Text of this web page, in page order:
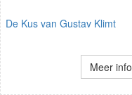
De Kus van Gustav Klimt
Meer info